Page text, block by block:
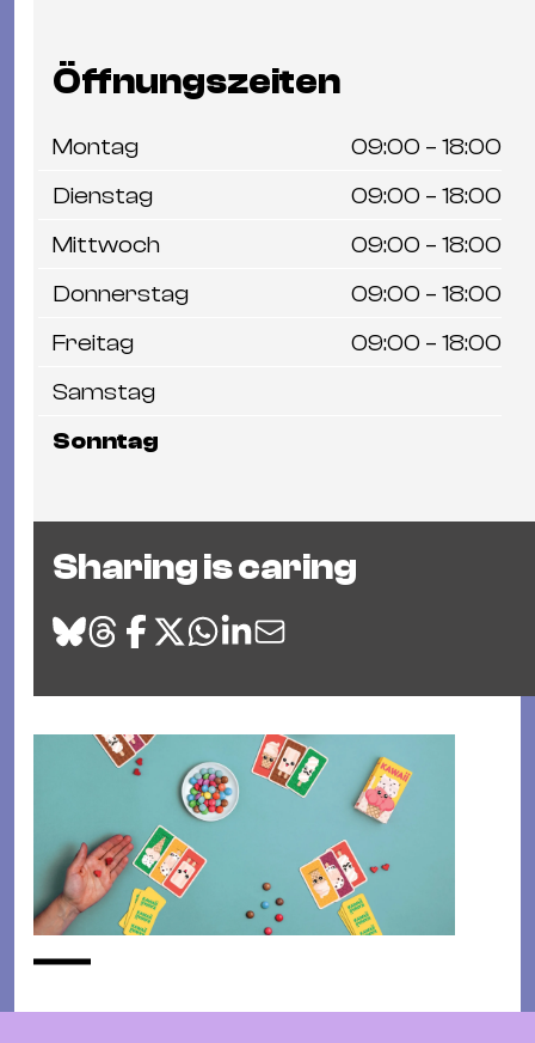
Öffnungszeiten
Montag
09:00 – 18:00
Dienstag
09:00 – 18:00
Mittwoch
09:00 – 18:00
Donnerstag
09:00 – 18:00
Freitag
09:00 – 18:00
Samstag
Sonntag
Sharing is caring